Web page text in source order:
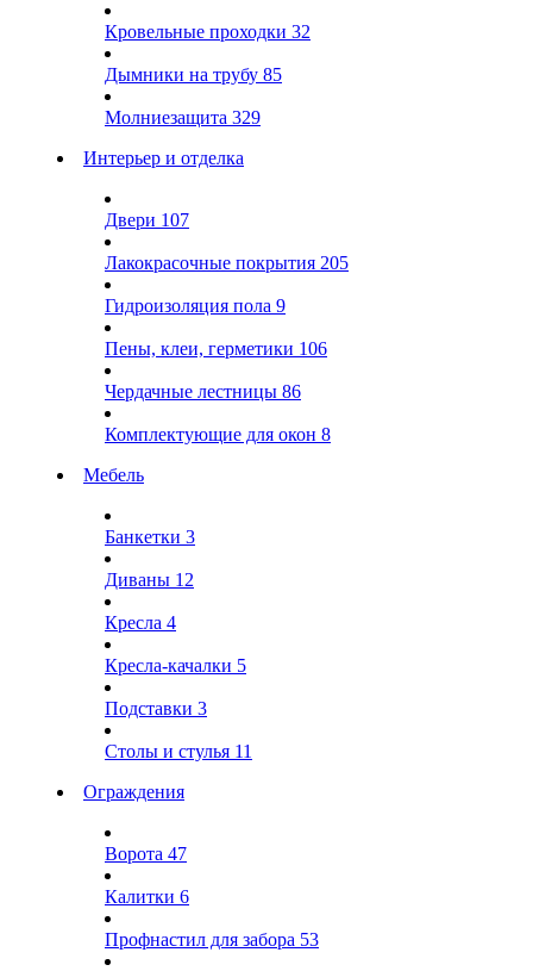
Кровельные проходки 32
Дымники на трубу 85
Молниезащита 329
Интерьер и отделка
Двери 107
Лакокрасочные покрытия 205
Гидроизоляция пола 9
Пены, клеи, герметики 106
Чердачные лестницы 86
Комплектующие для окон 8
Мебель
Банкетки 3
Диваны 12
Кресла 4
Кресла-качалки 5
Подставки 3
Столы и стулья 11
Ограждения
Ворота 47
Калитки 6
Профнастил для забора 53